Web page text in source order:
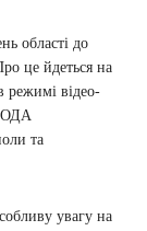
області до
це йдеться на
режимі відео-
ОДА
та
увагу на